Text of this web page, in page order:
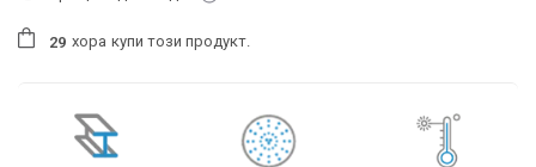
29 хора купи този продукт.